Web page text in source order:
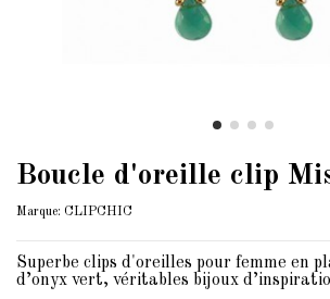
Boucle d'oreille clip
Marque: CLIPCHIC
Superbe clips d'oreilles pour femme en
d’onyx vert, véritables bijoux